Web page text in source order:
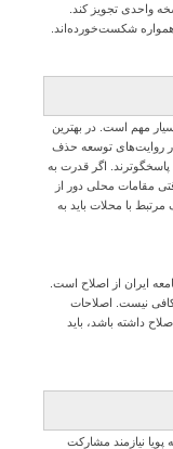
واحدی تجویز کند.
همواره شکست‌خورده‌اند.
مهم است. در بهترین
روایت‌های توسعه حذف
اگر قدرت به
مقامات محلی دور از
با محلات باید به
ایران از اصلاح است.
نیست. اصلاحات
داشته باشد، باید
نیازمند مشارکت